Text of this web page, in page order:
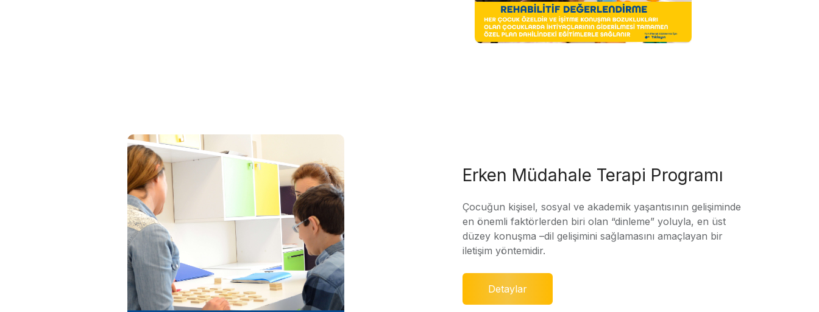
Erken Müdahale Terapi Programı
Çocuğun kişisel, sosyal ve akademik yaşantısının gelişiminde
en önemli faktörlerden biri olan “dinleme” yoluyla, en üst
düzey konuşma –dil gelişimini sağlamasını amaçlayan bir
iletişim yöntemidir.
Detaylar